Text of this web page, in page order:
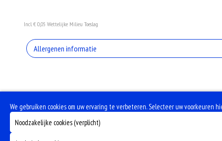
Incl. € 0,05 Wettelijke Milieu Toeslag
Allergenen informatie
Dit is een pikant gerecht
We gebruiken cookies om uw ervaring te verbeteren. Selecteer uw voorkeuren
Noodzakelijke cookies (verplicht)